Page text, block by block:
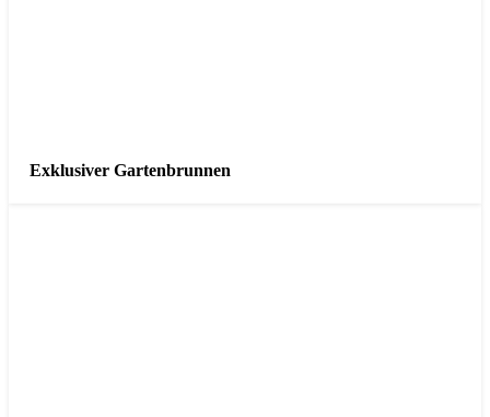
Exklusiver Gartenbrunnen